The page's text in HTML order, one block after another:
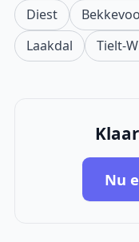
Diest
Laakdal
Tielt-
Nu